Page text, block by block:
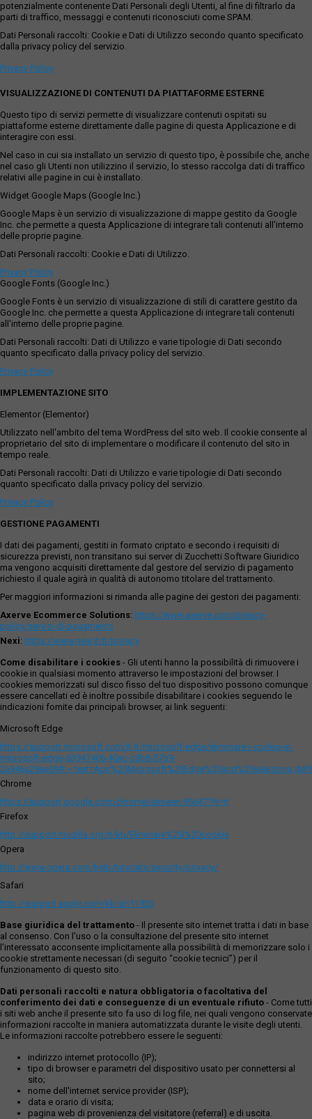
potenzialmente contenente Dati Personali degli Utenti, al fine di filtrarlo da
parti di traffico, messaggi e contenuti riconosciuti come SPAM.
Dati Personali raccolti: Cookie e Dati di Utilizzo secondo quanto specificato
dalla privacy policy del servizio.
Privacy Policy
VISUALIZZAZIONE DI CONTENUTI DA PIATTAFORME ESTERNE
Questo tipo di servizi permette di visualizzare contenuti ospitati su
piattaforme esterne direttamente dalle pagine di questa Applicazione e di
interagire con essi.
Nel caso in cui sia installato un servizio di questo tipo, è possibile che, anche
nel caso gli Utenti non utilizzino il servizio, lo stesso raccolga dati di traffico
relativi alle pagine in cui è installato.
Widget Google Maps (Google Inc.)
Google Maps è un servizio di visualizzazione di mappe gestito da Google
Inc. che permette a questa Applicazione di integrare tali contenuti all'interno
delle proprie pagine.
Dati Personali raccolti: Cookie e Dati di Utilizzo.
Privacy Policy
Google Fonts (Google Inc.)
Google Fonts è un servizio di visualizzazione di stili di carattere gestito da
Google Inc. che permette a questa Applicazione di integrare tali contenuti
all'interno delle proprie pagine.
Dati Personali raccolti: Dati di Utilizzo e varie tipologie di Dati secondo
quanto specificato dalla privacy policy del servizio.
Privacy Policy
IMPLEMENTAZIONE SITO
Elementor (Elementor)
Utilizzato nell'ambito del tema WordPress del sito web. Il cookie consente al
proprietario del sito di implementare o modificare il contenuto del sito in
tempo reale.
Dati Personali raccolti: Dati di Utilizzo e varie tipologie di Dati secondo
quanto specificato dalla privacy policy del servizio.
Privacy Policy
GESTIONE PAGAMENTI
I dati dei pagamenti, gestiti in formato criptato e secondo i requisiti di
sicurezza previsti, non transitano sui server di Zucchetti Software Giuridico
ma vengono acquisiti direttamente dal gestore del servizio di pagamento
richiesto il quale agirà in qualità di autonomo titolare del trattamento.
Per maggiori informazioni si rimanda alle pagine dei gestori dei pagamenti:
Axerve Ecommerce Solutions: https://www.axerve.com/privacy-
policy/servizi-di-pagamento
Nexi: https://www.nexi.it/it/privacy
Come disabilitare i cookies - Gli utenti hanno la possibilità di rimuovere i
cookie in qualsiasi momento attraverso le impostazioni del browser. I
cookies memorizzati sul disco fisso del tuo dispositivo possono comunque
essere cancellati ed è inoltre possibile disabilitare i cookies seguendo le
indicazioni fornite dai principali browser, ai link seguenti:
Microsoft Edge
https://support.microsoft.com/it-it/microsoft-edge/eliminare-i-cookie-in-
microsoft-edge-63947406-40ac-c3b8-57b9-
Chrome
https://support.google.com/chrome/answer/95647?hl=it
Firefox
http://support.mozilla.org/it/kb/Eliminare%20i%20cookie
Opera
http://www.opera.com/help/tutorials/security/privacy/
Safari
http://support.apple.com/kb/ph11920
Base giuridica del trattamento - Il presente sito internet tratta i dati in base
al consenso. Con l'uso o la consultazione del presente sito internet
l’interessato acconsente implicitamente alla possibilità di memorizzare solo i
cookie strettamente necessari (di seguito “cookie tecnici”) per il
funzionamento di questo sito.
Dati personali raccolti e natura obbligatoria o facoltativa del
conferimento dei dati e conseguenze di un eventuale rifiuto - Come tutti
i siti web anche il presente sito fa uso di log file, nei quali vengono conservate
informazioni raccolte in maniera automatizzata durante le visite degli utenti.
Le informazioni raccolte potrebbero essere le seguenti:
indirizzo internet protocollo (IP);
tipo di browser e parametri del dispositivo usato per connettersi al
sito;
nome dell'internet service provider (ISP);
data e orario di visita;
pagina web di provenienza del visitatore (referral) e di uscita.